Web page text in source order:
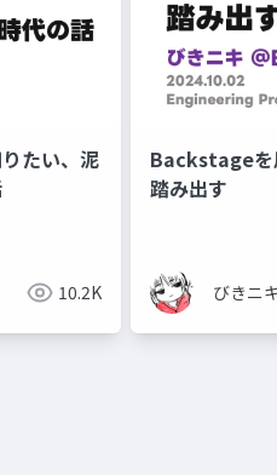
たい、泥
10.2K
Backstageを
踏み出す
びきニ